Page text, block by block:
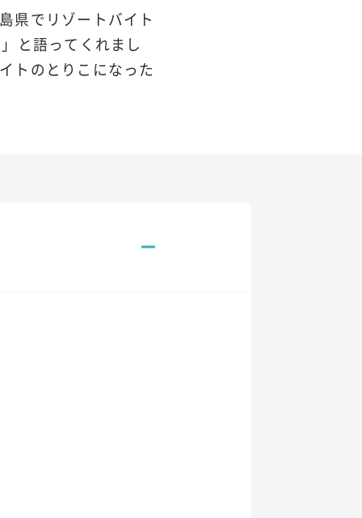
県でリゾートバイト
と語ってくれまし
トのとりこになった